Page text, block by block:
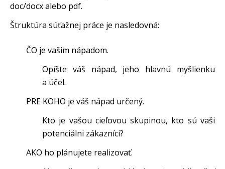
doc/docx alebo pdf.
Štruktúra súťažnej práce je nasledovná:
ČO je vašim nápadom.
Opíšte váš nápad, jeho hlavnú myšlienku
a účel.
PRE KOHO je váš nápad určený.
Kto je vašou cieľovou skupinou, kto sú vaši
potenciálni zákazníci?
AKO ho plánujete realizovať.